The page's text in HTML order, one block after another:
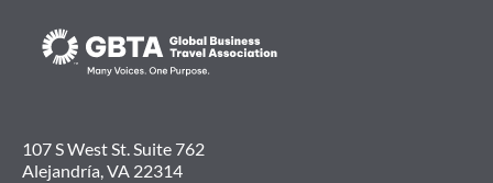
107 S West St. Suite 762
Alejandría, VA 22314